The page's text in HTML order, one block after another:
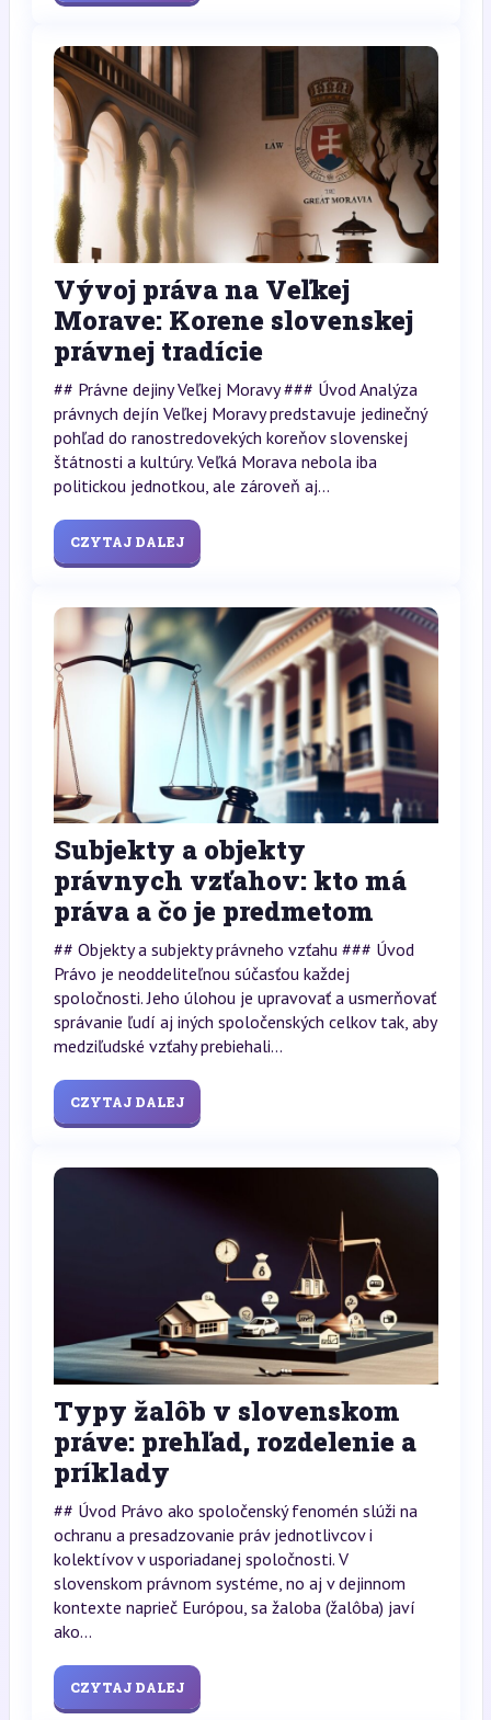
Vývoj práva na Veľkej
Morave: Korene slovenskej
právnej tradície
## Právne dejiny Veľkej Moravy ### Úvod Analýza
právnych dejín Veľkej Moravy predstavuje jedinečný
pohľad do ranostredovekých koreňov slovenskej
štátnosti a kultúry. Veľká Morava nebola iba
politickou jednotkou, ale zároveň aj...
CZYTAJ DALEJ
Subjekty a objekty
právnych vzťahov: kto má
práva a čo je predmetom
## Objekty a subjekty právneho vzťahu ### Úvod
Právo je neoddeliteľnou súčasťou každej
spoločnosti. Jeho úlohou je upravovať a usmerňovať
správanie ľudí aj iných spoločenských celkov tak, aby
medziľudské vzťahy prebiehali...
CZYTAJ DALEJ
Typy žalôb v slovenskom
práve: prehľad, rozdelenie a
príklady
## Úvod Právo ako spoločenský fenomén slúži na
ochranu a presadzovanie práv jednotlivcov i
kolektívov v usporiadanej spoločnosti. V
slovenskom právnom systéme, no aj v dejinnom
kontexte naprieč Európou, sa žaloba (žalôba) javí
ako...
CZYTAJ DALEJ